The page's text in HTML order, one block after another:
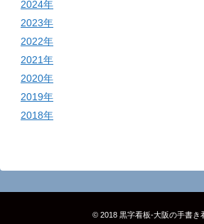
2024年
2023年
2022年
2021年
2020年
2019年
2018年
© 2018 黒字看板‐大阪の手書き